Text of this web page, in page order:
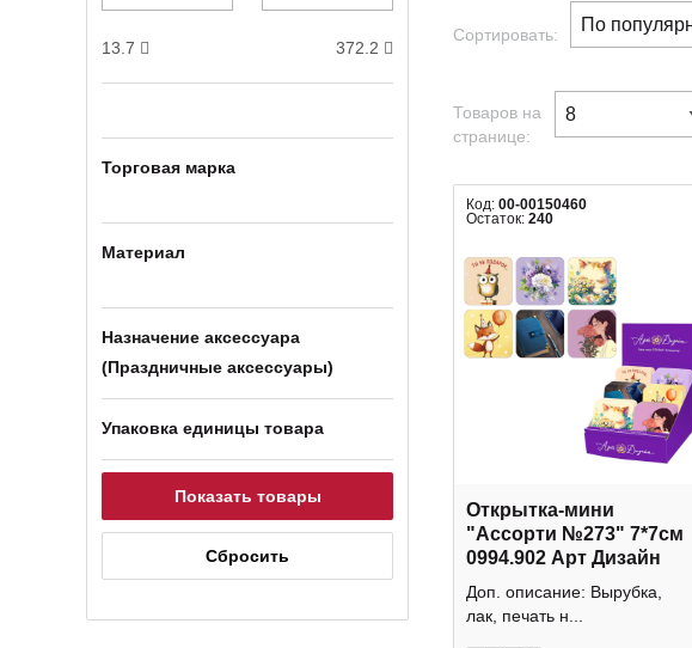
13.7 372.2
Торговая марка
Материал
Назначение аксессуара
(Праздничные аксессуары)
Упаковка единицы товара
Сортировать:
Товаров на
странице:
Код: 00-00150460
Остаток: 240
Открытка-мини
"Ассорти №273" 7*7см
0994.902 Арт Дизайн
Доп. описание: Вырубка,
лак, печать н...